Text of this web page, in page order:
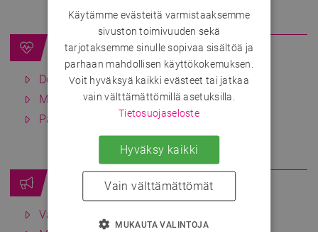
Jäsenyydet
Deluxe-jäsenyys
Maksaako Deitti.netin käyttäminen jotakin?
Palautukset ja hyvityskäytäntö
Häiriköinti
Väärinkäytökset
Käytämme evästeitä varmistaaksemme
sivuston toimivuuden sekä
tarjotaksemme sinulle sopivaa sisältöä ja
parhaan mahdollisen käyttökokemuksen.
Voit hyväksyä kaikki evästeet tai jatkaa
vain välttämättömillä asetuksilla.
Tietosuojaseloste
Hyväksy kaikki
Vain välttämättömät
MUKAUTA VALINTOJA